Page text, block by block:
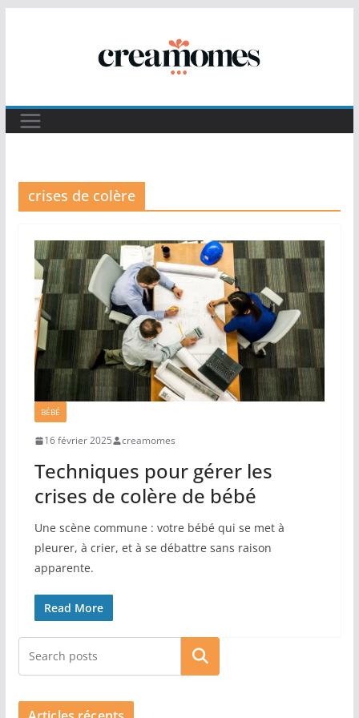
crises de colère
BÉBÉ
16 février 2025 creamomes
Techniques pour gérer les
crises de colère de bébé
Une scène commune : votre bébé qui se met à
pleurer, à crier, et à se débattre sans raison
apparente.
Read More
Rechercher